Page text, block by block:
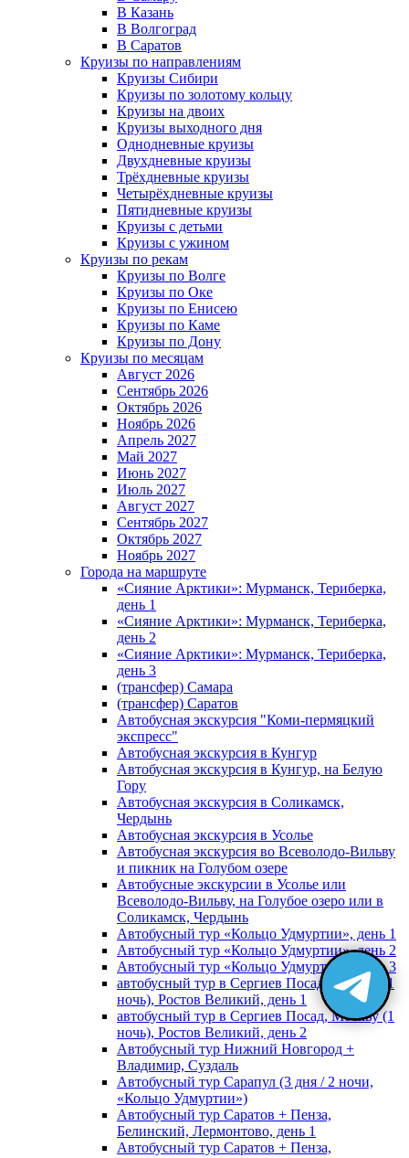
В Казань
В Волгоград
В Саратов
Круизы по направлениям
Круизы Сибири
Круизы по золотому кольцу
Круизы на двоих
Круизы выходного дня
Однодневные круизы
Двухдневные круизы
Трёхдневные круизы
Четырёхдневные круизы
Пятидневные круизы
Круизы с детьми
Круизы с ужином
Круизы по рекам
Круизы по Волге
Круизы по Оке
Круизы по Енисею
Круизы по Каме
Круизы по Дону
Круизы по месяцам
Август 2026
Сентябрь 2026
Октябрь 2026
Ноябрь 2026
Апрель 2027
Май 2027
Июнь 2027
Июль 2027
Август 2027
Сентябрь 2027
Октябрь 2027
Ноябрь 2027
Города на маршруте
«Сияние Арктики»: Мурманск, Териберка,
день 1
«Сияние Арктики»: Мурманск, Териберка,
день 2
«Сияние Арктики»: Мурманск, Териберка,
день 3
(трансфер) Самара
(трансфер) Саратов
Автобусная экскурсия "Коми-пермяцкий
экспресс"
Автобусная экскурсия в Кунгур
Автобусная экскурсия в Кунгур, на Белую
Гору
Автобусная экскурсия в Соликамск,
Чердынь
Автобусная экскурсия в Усолье
Автобусная экскурсия во Всеволодо-Вильву
и пикник на Голубом озере
Автобусные экскурсии в Усолье или
Всеволодо-Вильву, на Голубое озеро или в
Соликамск, Чердынь
Автобусный тур «Кольцо Удмуртии», день 1
Автобусный тур «Кольцо Удмуртии», день 2
Автобусный тур «Кольцо Удмуртии», день 3
автобусный тур в Сергиев Посад, Москву (1
ночь), Ростов Великий, день 1
автобусный тур в Сергиев Посад, Москву (1
ночь), Ростов Великий, день 2
Автобусный тур Нижний Новгород +
Владимир, Суздаль
Автобусный тур Сарапул (3 дня / 2 ночи,
«Кольцо Удмуртии»)
Автобусный тур Саратов + Пенза,
Белинский, Лермонтово, день 1
Автобусный тур Саратов + Пенза,